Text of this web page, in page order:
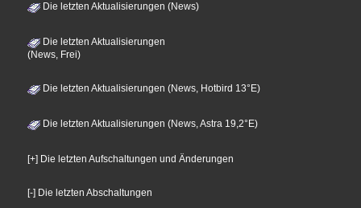
Die letzten Aktualisierungen (News)
Die letzten Aktualisierungen
(News, Frei)
Die letzten Aktualisierungen (News, Hotbird 13°E)
Die letzten Aktualisierungen (News, Astra 19,2°E)
[+] Die letzten Aufschaltungen und Änderungen
[-] Die letzten Abschaltungen